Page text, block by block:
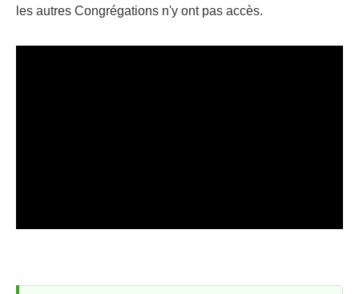
les autres Congrégations n'y ont pas accès.